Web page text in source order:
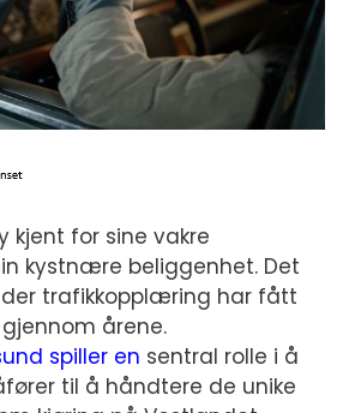
kjent for sine vakre
kystnære beliggenhet. Det
trafikkopplæring har fått
årene.
spiller en sentral rolle i å
til å håndtere de unike